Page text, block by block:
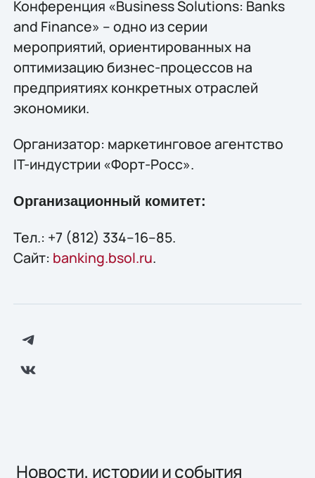
Конференция «Business Solutions: Banks
and Finance» – одно из серии
мероприятий, ориентированных на
оптимизацию бизнес-процессов на
предприятиях конкретных отраслей
экономики.
Организатор: маркетинговое агентство
IT-индустрии «Форт-Росс».
Организационный комитет:
Тел.: +7 (812) 334–16–85.
Сайт: banking.bsol.ru.
Новости, истории и события